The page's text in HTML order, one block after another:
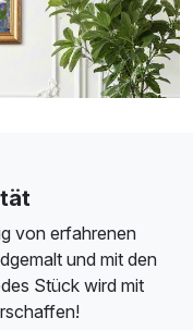
von erfahrenen
und mit den
Stück wird mit